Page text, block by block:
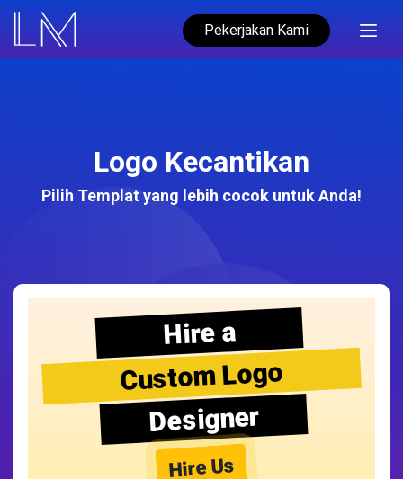
Pekerjakan Kami
Logo Kecantikan
Pilih Templat yang lebih cocok untuk Anda!
Hire a
Custom Logo
Designer
Hire Us